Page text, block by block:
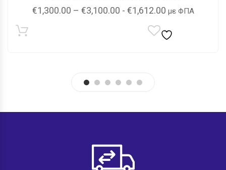
€1,300.00 – €3,100.00Price
€1,300.00
- €1,612.00 με ΦΠΑ
Αυτό
επιλογές